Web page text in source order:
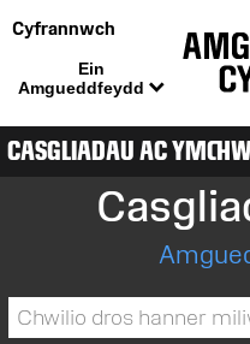
Cyfrannwch
Ein
Amgueddfeydd
CASGLIADAU AC